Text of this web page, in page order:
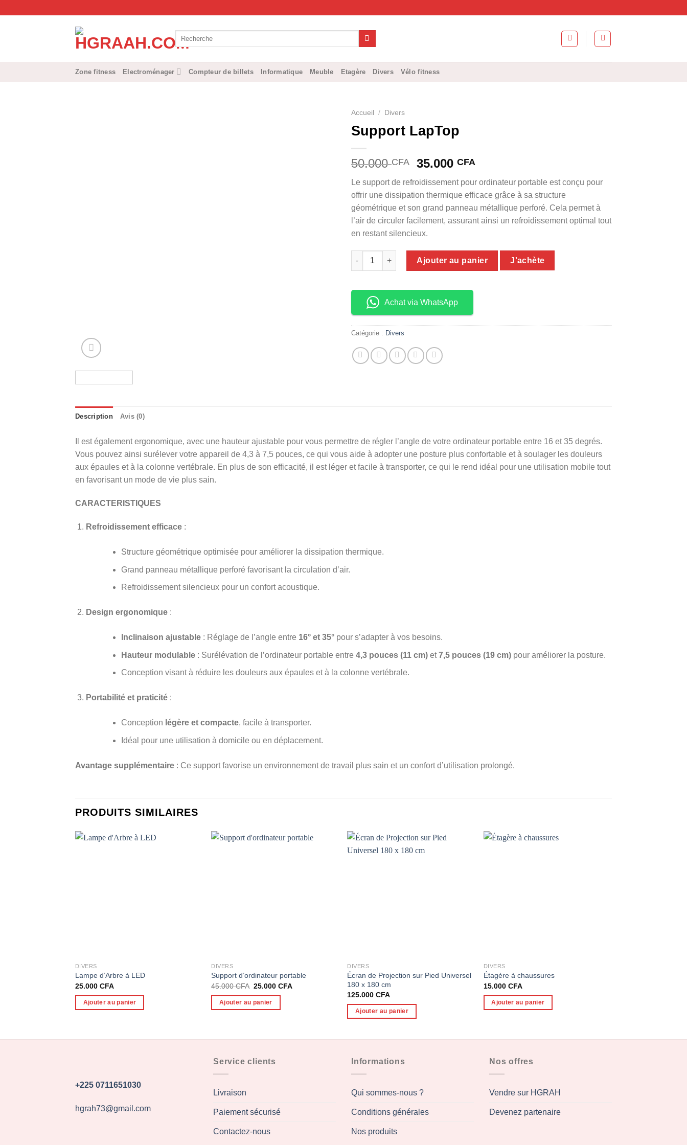
Recherche
pour :
Zone fitness Electroménager Compteur de billets Informatique Meuble Etagère Divers Vélo fitness
Accueil / Divers
Support LapTop
50.000CFA
Le
initial
était :
50.000 CFA.
35.000CFALe
actuel
est :
35.000 CFA.
Le support de refroidissement pour ordinateur portable est conçu pour
offrir une dissipation thermique efficace grâce à sa structure
géométrique et son grand panneau métallique perforé. Cela permet à
l’air de circuler facilement, assurant ainsi un refroidissement optimal tout
en restant silencieux.
quantité de Support LapTop
Ajouter au panier J'achète
Achat via WhatsApp
Catégorie : Divers
Description Avis (0)
Il est également ergonomique, avec une hauteur ajustable pour vous permettre de régler l’angle de votre ordinateur portable entre 16 et 35 degrés.
Vous pouvez ainsi surélever votre appareil de 4,3 à 7,5 pouces, ce qui vous aide à adopter une posture plus confortable et à soulager les douleurs
aux épaules et à la colonne vertébrale. En plus de son efficacité, il est léger et facile à transporter, ce qui le rend idéal pour une utilisation mobile tout
en favorisant un mode de vie plus sain.
CARACTERISTIQUES
Refroidissement efficace:
Structure géométrique optimisée pour améliorer la dissipation thermique.
Grand panneau métallique perforé favorisant la circulation d’air.
Refroidissement silencieux pour un confort acoustique.
Design ergonomique:
Inclinaison ajustable: Réglage de l’angle entre 16° et 35°pour s’adapter à vos besoins.
Hauteur modulable: Surélévation de l’ordinateur portable entre 4,3 pouces (11 cm)et7,5 pouces (19 cm)pour améliorer la posture.
Conception visant à réduire les douleurs aux épaules et à la colonne vertébrale.
Portabilité et praticité:
Conception légère et compacte, facile à transporter.
Idéal pour une utilisation à domicile ou en déplacement.
Avantage supplémentaire : Ce support favorise un environnement de travail plus sain et un confort d’utilisation prolongé.
PRODUITS SIMILAIRES
DIVERS
Lampe d’Arbre à LED
25.000 CFA
Ajouter au panier
DIVERS
Support d’ordinateur portable
45.000CFA Le
initial
était :
25.000CFA
Ajouter au panier
DIVERS
Écran de Projection sur Pied Universel
180 x 180 cm
125.000CFA
Ajouter au panier
DIVERS
Étagère à chaussures
15.000 CFA
Ajouter au panier
+225 0711651030
hgrah73@gmail.com
Service clients
Livraison
Paiement sécurisé
Contactez-nous
Informations
Qui sommes-nous ?
Conditions générales
Nos produits
Nos offres
Vendre sur HGRAH
Devenez partenaire